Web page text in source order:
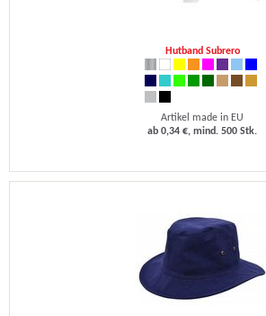
Hutband Subrero
Artikel made in EU
ab 0,34 €, mind. 500 Stk.